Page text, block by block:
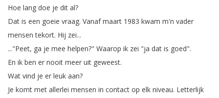
Hoe lang doe je dit al?
Dat is een goeie vraag. Vanaf maart 1983 kwam m'n vader
mensen tekort. Hij zei...
..."Peet, ga je mee helpen?" Waarop ik zei "ja dat is goed".
En ik ben er nooit meer uit geweest.
Wat vind je er leuk aan?
Je komt met allerlei mensen in contact op elk niveau. Letterlijk